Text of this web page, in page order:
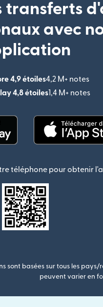
transferts
avec
4,9 étoiles4,2 M+ notes
4,8 étoiles1,4 M+ notes
téléphone pour obtenir
sont basées sur tous les
peuvent varier en